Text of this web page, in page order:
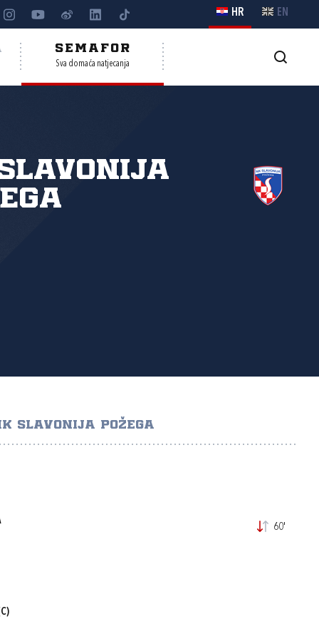
HR EN
SEMAFOR
Sva domaća natjecanja
Slavonija
SLAVONIJA POŽEGA
60'